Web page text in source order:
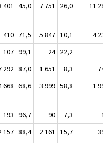
401 45,0 7 751 26,0
11
410 71,5 5 847 10,1
4
107 99,1 24 22,2
292 87,0 1 651 8,3
668 68,6 3 999 58,8
1
193 96,7 90 7,3
157 88,4 2 161 15,7